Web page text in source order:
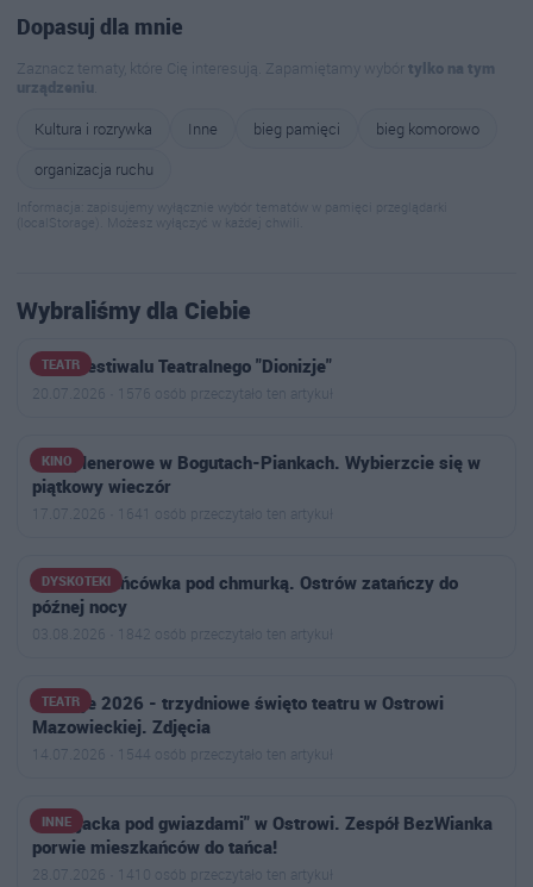
Dopasuj dla mnie
Zaznacz tematy, które Cię interesują. Zapamiętamy wybórtylko na tym
urządzeniu.
Kultura i rozrywka
Inne bieg pamięci
bieg komorowo
organizacja ruchu
Informacja: zapisujemy wyłącznie wybór tematów w pamięci przeglądarki
(localStorage). Możesz wyłączyć w każdej chwili.
Wybraliśmy dla Ciebie
TEATR
Finał Festiwalu Teatralnego "Dionizje"
20.07.2026 · 1576 osób przeczytało ten artykuł
KINO
Kino plenerowe w Bogutach-Piankach. Wybierzcie się w
piątkowy wieczór
17.07.2026 · 1641 osób przeczytało ten artykuł
DYSKOTEKI
Letnia potańcówka pod chmurką. Ostrów zatańczy do
późnej nocy
03.08.2026 · 1842 osób przeczytało ten artykuł
TEATR
Dionizje 2026 - trzydniowe święto teatru w Ostrowi
Mazowieckiej. Zdjęcia
14.07.2026 · 1544 osób przeczytało ten artykuł
INNE
"Wybijacka pod gwiazdami" w Ostrowi. Zespół BezWianka
porwie mieszkańców do tańca!
28.07.2026 · 1410 osób przeczytało ten artykuł